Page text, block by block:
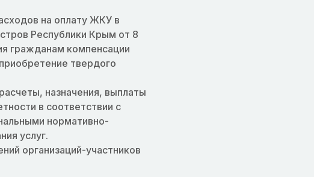
на оплату ЖКУ в
Республики Крым от 8
гражданам компенсации
твердого
назначения, выплаты
в соответствии с
нормативно-
услуг.
организаций-участников